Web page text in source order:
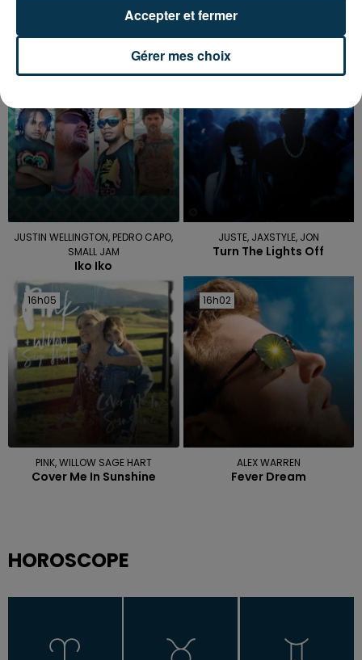
TITRES DIFFUSÉS
16h10
16h10
JUSTIN WELLINGTON, PEDRO CAPO,
SMALL JAM
Iko Iko
16h07
16h07
JUSTE, JAXSTYLE, JON
Turn The Lights Off
16h05
16h05
PINK, WILLOW SAGE HART
Cover Me In Sunshine
16h02
16h02
ALEX WARREN
Fever Dream
HOROSCOPE
Gérer mes choix
Accepter et fermer